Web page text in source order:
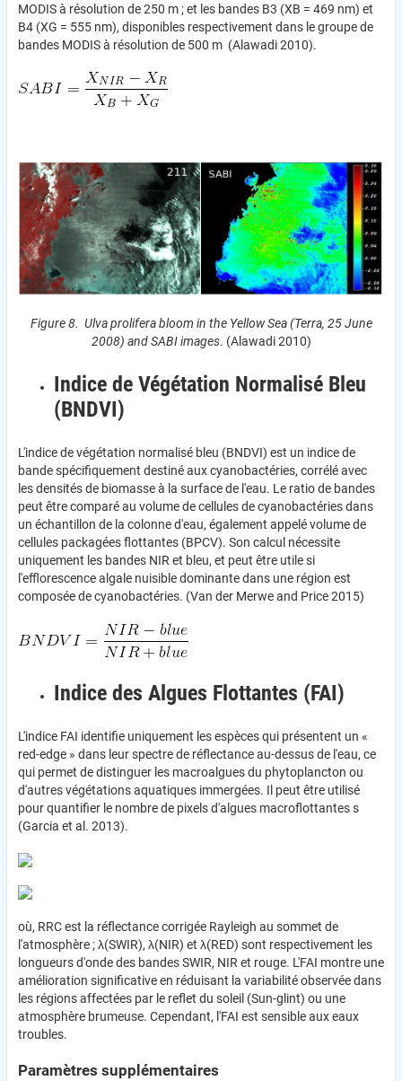
MODIS à résolution de 250 m ; et les bandes B3 (XB = 469 nm) et
B4 (XG = 555 nm), disponibles respectivement dans le groupe de
bandes MODIS à résolution de 500 m (Alawadi 2010).
Figure 8. Ulva prolifera bloom in the Yellow Sea (Terra, 25 June
2008) and SABI images. (Alawadi 2010)
Indice de Végétation Normalisé Bleu
(BNDVI)
L'indice de végétation normalisé bleu (BNDVI) est un indice de
bande spécifiquement destiné aux cyanobactéries, corrélé avec
les densités de biomasse à la surface de l'eau. Le ratio de bandes
peut être comparé au volume de cellules de cyanobactéries dans
un échantillon de la colonne d'eau, également appelé volume de
cellules packagées flottantes (BPCV). Son calcul nécessite
uniquement les bandes NIR et bleu, et peut être utile si
l'efflorescence algale nuisible dominante dans une région est
composée de cyanobactéries. (Van der Merwe and Price 2015)
Indice des Algues Flottantes (FAI)
L'indice FAI identifie uniquement les espèces qui présentent un «
red-edge » dans leur spectre de réflectance au-dessus de l'eau, ce
qui permet de distinguer les macroalgues du phytoplancton ou
d'autres végétations aquatiques immergées. Il peut être utilisé
pour quantifier le nombre de pixels d'algues macroflottantes s
(Garcia et al. 2013).
où, RRC est la réflectance corrigée Rayleigh au sommet de
l'atmosphère ; λ(SWIR), λ(NIR) et λ(RED) sont respectivement les
longueurs d'onde des bandes SWIR, NIR et rouge. L'FAI montre une
amélioration significative en réduisant la variabilité observée dans
les régions affectées par le reflet du soleil (Sun-glint) ou une
atmosphère brumeuse. Cependant, l'FAI est sensible aux eaux
troubles.
Paramètres supplémentaires